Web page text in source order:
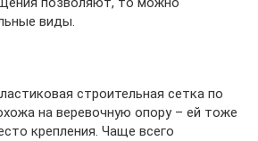
виды.
строительная сетка по
на веревочную опору – ей тоже
крепления. Чаще всего